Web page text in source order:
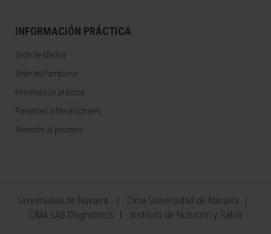
INFORMACIÓN PRÁCTICA
Sede de Madrid
Sede de Pamplona
Información práctica
Pacientes internacionales
Atención al paciente
Universidad de Navarra
Cima Universidad de Navarra
CIMA LAB Diagnostics
Instituto de Nutrición y Salud